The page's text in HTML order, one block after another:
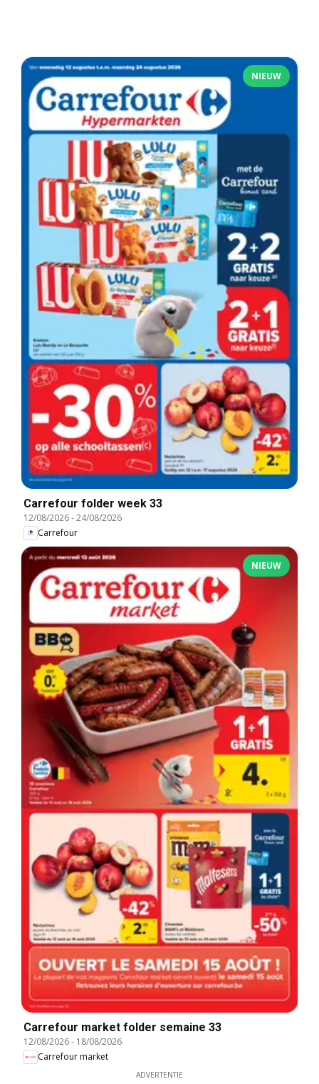
NIEUW
Carrefour folder week 33
12/08/2026-24/08/2026
Carrefour
NIEUW
Carrefour market folder semaine 33
12/08/2026- 18/08/2026
Carrefour market
ADVERTENTIE